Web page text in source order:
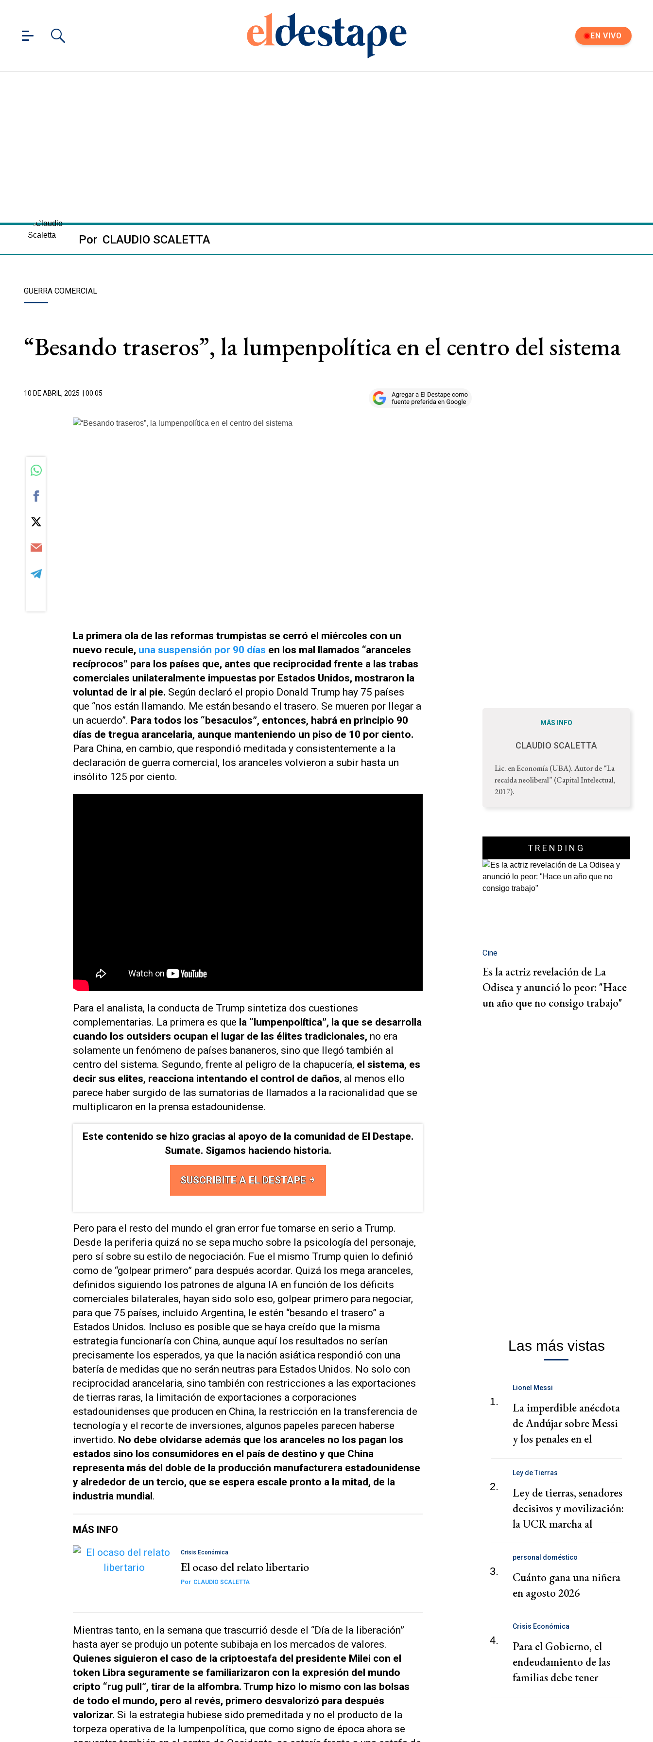
EN VIVO
Por CLAUDIO SCALETTA
GUERRA COMERCIAL
“Besando traseros”, la lumpenpolítica en el centro del sistema
10 DE ABRIL, 2025 | 00.05
La primera ola de las reformas trumpistas se cerró el miércoles con un
nuevo recule, una suspensión por 90 días en los mal llamados “aranceles
recíprocos” para los países que, antes que reciprocidad frente a las trabas
comerciales unilateralmente impuestas por Estados Unidos, mostraron la
voluntad de ir al pie. Según declaró el propio Donald Trump hay 75 países
que “nos están llamando. Me están besando el trasero. Se mueren por llegar a
un acuerdo”. Para todos los “besaculos”, entonces, habrá en principio 90
días de tregua arancelaria, aunque manteniendo un piso de 10 por ciento.
Para China, en cambio, que respondió meditada y consistentemente a la
declaración de guerra comercial, los aranceles volvieron a subir hasta un
insólito 125 por ciento.
Para el analista, la conducta de Trump sintetiza dos cuestiones
complementarias. La primera es que la “lumpenpolítica”, la que se desarrolla
cuando los outsiders ocupan el lugar de las élites tradicionales, no era
solamente un fenómeno de países bananeros, sino que llegó también al
centro del sistema. Segundo, frente al peligro de la chapucería, el sistema, es
decir sus elites, reacciona intentando el control de daños, al menos ello
parece haber surgido de las sumatorias de llamados a la racionalidad que se
multiplicaron en la prensa estadounidense.
Este contenido se hizo gracias al apoyo de la comunidad de El Destape.
Sumate. Sigamos haciendo historia.
SUSCRIBITE A EL DESTAPE
Pero para el resto del mundo el gran error fue tomarse en serio a Trump.
Desde la periferia quizá no se sepa mucho sobre la psicología del personaje,
pero sí sobre su estilo de negociación. Fue el mismo Trump quien lo definió
como de “golpear primero” para después acordar. Quizá los mega aranceles,
definidos siguiendo los patrones de alguna IA en función de los déficits
comerciales bilaterales, hayan sido solo eso, golpear primero para negociar,
para que 75 países, incluido Argentina, le estén “besando el trasero” a
Estados Unidos. Incluso es posible que se haya creído que la misma
estrategia funcionaría con China, aunque aquí los resultados no serían
precisamente los esperados, ya que la nación asiática respondió con una
batería de medidas que no serán neutras para Estados Unidos. No solo con
reciprocidad arancelaria, sino también con restricciones a las exportaciones
de tierras raras, la limitación de exportaciones a corporaciones
estadounidenses que producen en China, la restricción en la transferencia de
tecnología y el recorte de inversiones, algunos papeles parecen haberse
invertido. No debe olvidarse además que los aranceles no los pagan los
estados sino los consumidores en el país de destino y que China
representa más del doble de la producción manufacturera estadounidense
y alrededor de un tercio, que se espera escale pronto a la mitad, de la
industria mundial.
MÁS INFO
Crisis Económica
El ocaso del relato libertario
Por CLAUDIO SCALETTA
Mientras tanto, en la semana que trascurrió desde el “Día de la liberación”
hasta ayer se produjo un potente subibaja en los mercados de valores.
Quienes siguieron el caso de la criptoestafa del presidente Milei con el
token Libra seguramente se familiarizaron con la expresión del mundo
cripto “rug pull”, tirar de la alfombra. Trump hizo lo mismo con las bolsas
de todo el mundo, pero al revés, primero desvalorizó para después
valorizar. Si la estrategia hubiese sido premeditada y no el producto de la
torpeza operativa de la lumpenpolítica, que como signo de época ahora se
MÁS INFO
CLAUDIO SCALETTA
Lic. en Economía (UBA). Autor de “La
recaída neoliberal” (Capital Intelectual,
2017).
TRENDING
Cine
Es la actriz revelación de La
Odisea y anunció lo peor: "Hace
un año que no consigo trabajo"
Las más vistas
1.
Lionel Messi
La imperdible anécdota
de Andújar sobre Messi
y los penales en el
2.
Ley de Tierras
Ley de tierras, senadores
decisivos y movilización:
la UCR marcha al
3.
personal doméstico
Cuánto gana una niñera
en agosto 2026
4.
Crisis Económica
Para el Gobierno, el
endeudamiento de las
familias debe tener